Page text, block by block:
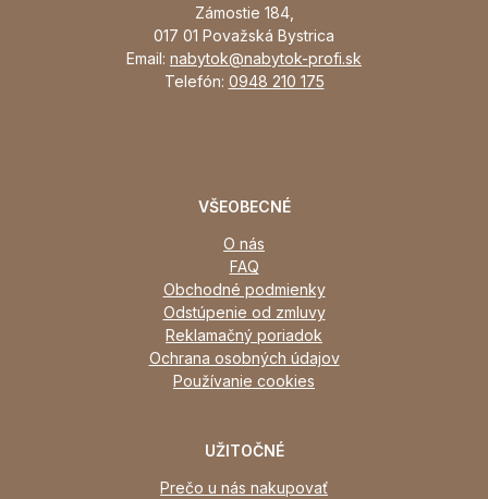
Zámostie 184,
017 01 Považská Bystrica
Email: nabytok@nabytok-profi.sk
Telefón: 0948 210 175
VŠEOBECNÉ
O nás
FAQ
Obchodné podmienky
Odstúpenie od zmluvy
Reklamačný poriadok
Ochrana osobných údajov
Používanie cookies
UŽITOČNÉ
Prečo u nás nakupovať